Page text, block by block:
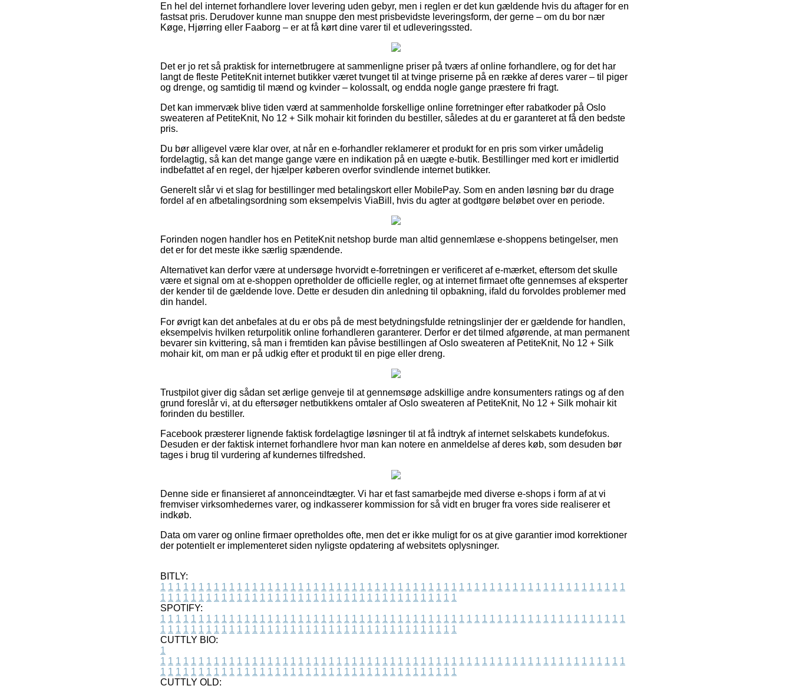
En hel del internet forhandlere lover levering uden gebyr, men i reglen er det kun gældende hvis du aftager for en
fastsat pris. Derudover kunne man snuppe den mest prisbevidste leveringsform, der gerne – om du bor nær
Køge, Hjørring eller Faaborg – er at få kørt dine varer til et udleveringssted.
Det er jo ret så praktisk for internetbrugere at sammenligne priser på tværs af online forhandlere, og for det har
langt de fleste PetiteKnit internet butikker været tvunget til at tvinge priserne på en række af deres varer – til piger
og drenge, og samtidig til mænd og kvinder – kolossalt, og endda nogle gange præstere fri fragt.
Det kan immervæk blive tiden værd at sammenholde forskellige online forretninger efter rabatkoder på Oslo
sweateren af PetiteKnit, No 12 + Silk mohair kit forinden du bestiller, således at du er garanteret at få den bedste
pris.
Du bør alligevel være klar over, at når en e-forhandler reklamerer et produkt for en pris som virker umådelig
fordelagtig, så kan det mange gange være en indikation på en uægte e-butik. Bestillinger med kort er imidlertid
indbefattet af en regel, der hjælper køberen overfor svindlende internet butikker.
Generelt slår vi et slag for bestillinger med betalingskort eller MobilePay. Som en anden løsning bør du drage
fordel af en afbetalingsordning som eksempelvis ViaBill, hvis du agter at godtgøre beløbet over en periode.
Forinden nogen handler hos en PetiteKnit netshop burde man altid gennemlæse e-shoppens betingelser, men
det er for det meste ikke særlig spændende.
Alternativet kan derfor være at undersøge hvorvidt e-forretningen er verificeret af e-mærket, eftersom det skulle
være et signal om at e-shoppen opretholder de officielle regler, og at internet firmaet ofte gennemses af eksperter
der kender til de gældende love. Dette er desuden din anledning til opbakning, ifald du forvoldes problemer med
din handel.
For øvrigt kan det anbefales at du er obs på de mest betydningsfulde retningslinjer der er gældende for handlen,
eksempelvis hvilken returpolitik online forhandleren garanterer. Derfor er det tilmed afgørende, at man permanent
bevarer sin kvittering, så man i fremtiden kan påvise bestillingen af Oslo sweateren af PetiteKnit, No 12 + Silk
mohair kit, om man er på udkig efter et produkt til en pige eller dreng.
Trustpilot giver dig sådan set ærlige genveje til at gennemsøge adskillige andre konsumenters ratings og af den
grund foreslår vi, at du eftersøger netbutikkens omtaler af Oslo sweateren af PetiteKnit, No 12 + Silk mohair kit
forinden du bestiller.
Facebook præsterer lignende faktisk fordelagtige løsninger til at få indtryk af internet selskabets kundefokus.
Desuden er der faktisk internet forhandlere hvor man kan notere en anmeldelse af deres køb, som desuden bør
tages i brug til vurdering af kundernes tilfredshed.
Denne side er finansieret af annonceindtægter. Vi har et fast samarbejde med diverse e-shops i form af at vi
fremviser virksomhedernes varer, og indkasserer kommission for så vidt en bruger fra vores side realiserer et
indkøb.
Data om varer og online firmaer opretholdes ofte, men det er ikke muligt for os at give garantier imod korrektioner
der potentielt er implementeret siden nyligste opdatering af websitets oplysninger.
BITLY:
1 1 1 1 1 1 1 1 1 1 1 1 1 1 1 1 1 1 1 1 1 1 1 1 1 1 1 1 1 1 1 1 1 1 1 1 1 1 1 1 1 1 1 1 1 1 1 1 1 1 1 1 1 1 1 1 1 1 1 1 1
1 1 1 1 1 1 1 1 1 1 1 1 1 1 1 1 1 1 1 1 1 1 1 1 1 1 1 1 1 1 1 1 1 1 1 1 1 1 1
SPOTIFY:
1 1 1 1 1 1 1 1 1 1 1 1 1 1 1 1 1 1 1 1 1 1 1 1 1 1 1 1 1 1 1 1 1 1 1 1 1 1 1 1 1 1 1 1 1 1 1 1 1 1 1 1 1 1 1 1 1 1 1 1 1
1 1 1 1 1 1 1 1 1 1 1 1 1 1 1 1 1 1 1 1 1 1 1 1 1 1 1 1 1 1 1 1 1 1 1 1 1 1 1
CUTTLY BIO:
1
1 1 1 1 1 1 1 1 1 1 1 1 1 1 1 1 1 1 1 1 1 1 1 1 1 1 1 1 1 1 1 1 1 1 1 1 1 1 1 1 1 1 1 1 1 1 1 1 1 1 1 1 1 1 1 1 1 1 1 1 1
1 1 1 1 1 1 1 1 1 1 1 1 1 1 1 1 1 1 1 1 1 1 1 1 1 1 1 1 1 1 1 1 1 1 1 1 1 1 1
CUTTLY OLD: